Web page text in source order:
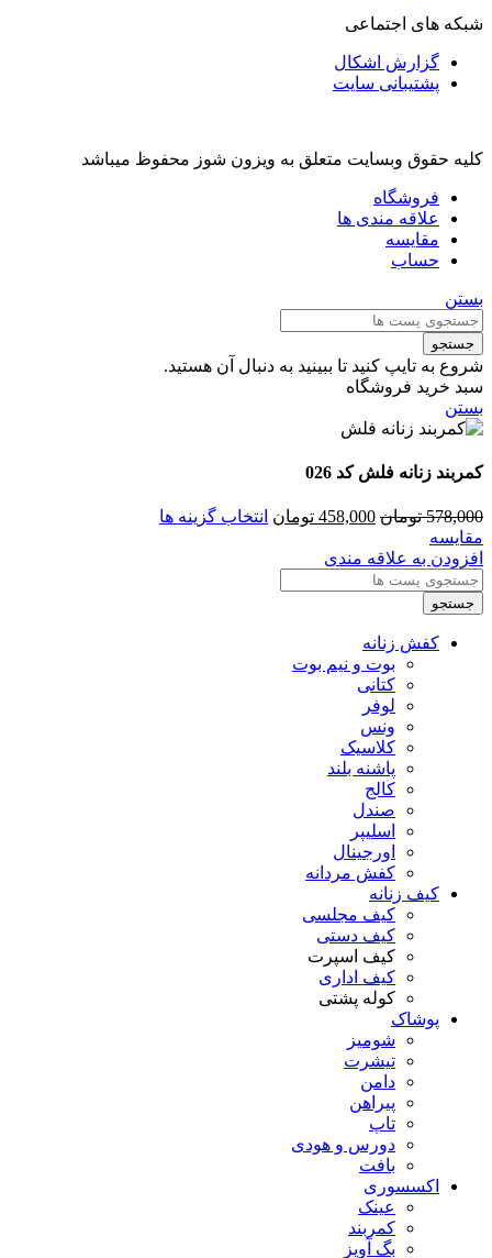
شبکه های اجتماعی
گزارش اشکال
پشتیبانی سایت
کلیه حقوق وبسایت متعلق به ویزون شوز محفوظ میباشد
فروشگاه
علاقه مندی ها
مقایسه
حساب
بستن
جستجو
شروع به تایپ کنید تا ببینید به دنبال آن هستید.
سبد خرید فروشگاه
بستن
کمربند زنانه فلش کد 026
578,000 تومان 458,000 تومان انتخاب گزینه ها
مقایسه
افزودن به علاقه مندی
جستجو
کفش زنانه
بوت و نیم بوت
کتانی
لوفر
ونس
کلاسیک
پاشنه بلند
کالج
صندل
اسلیپر
اورجینال
کفش مردانه
کیف زنانه
کیف مجلسی
کیف دستی
کیف اسپرت
کیف اداری
کوله پشتی
پوشاک
شومیز
تیشرت
دامن
پیراهن
تاپ
دورس و هودی
بافت
اکسسوری
عینک
کمربند
بگ آویز